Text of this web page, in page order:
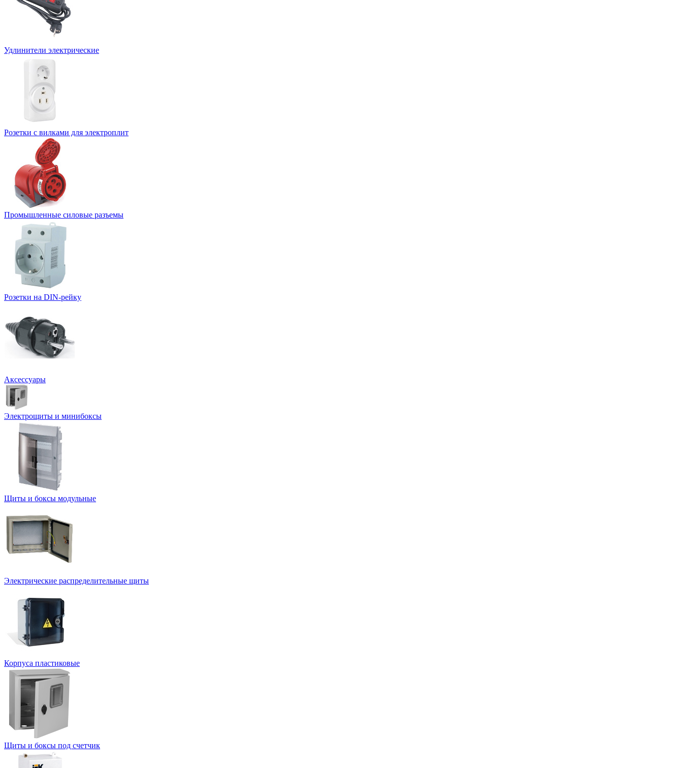
Удлинители электрические
Розетки с вилками для электроплит
Промышленные силовые разъемы
Розетки на DIN-рейку
Аксессуары
Электрощиты и минибоксы
Щиты и боксы модульные
Электрические распределительные щиты
Корпуса пластиковые
Щиты и боксы под счетчик